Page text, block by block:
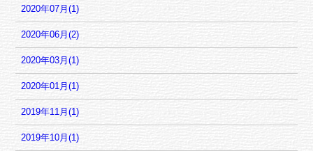
2020年07月(1)
2020年06月(2)
2020年03月(1)
2020年01月(1)
2019年11月(1)
2019年10月(1)